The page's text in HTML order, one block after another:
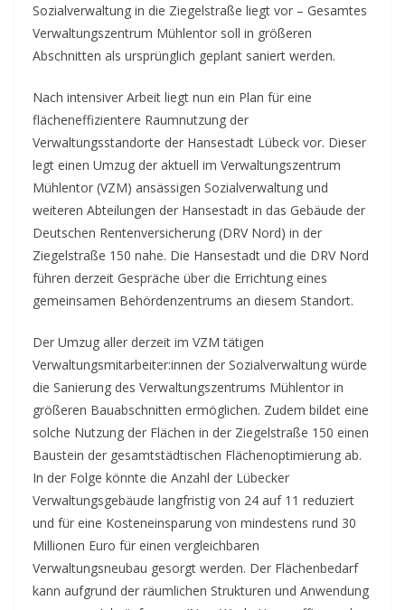
Sozialverwaltung in die Ziegelstraße liegt vor – Gesamtes
Verwaltungszentrum Mühlentor soll in größeren
Abschnitten als ursprünglich geplant saniert werden.
Nach intensiver Arbeit liegt nun ein Plan für eine
flächeneffizientere Raumnutzung der
Verwaltungsstandorte der Hansestadt Lübeck vor. Dieser
legt einen Umzug der aktuell im Verwaltungszentrum
Mühlentor (VZM) ansässigen Sozialverwaltung und
weiteren Abteilungen der Hansestadt in das Gebäude der
Deutschen Rentenversicherung (DRV Nord) in der
Ziegelstraße 150 nahe. Die Hansestadt und die DRV Nord
führen derzeit Gespräche über die Errichtung eines
gemeinsamen Behördenzentrums an diesem Standort.
Der Umzug aller derzeit im VZM tätigen
Verwaltungsmitarbeiter:innen der Sozialverwaltung würde
die Sanierung des Verwaltungszentrums Mühlentor in
größeren Bauabschnitten ermöglichen. Zudem bildet eine
solche Nutzung der Flächen in der Ziegelstraße 150 einen
Baustein der gesamtstädtischen Flächenoptimierung ab.
In der Folge könnte die Anzahl der Lübecker
Verwaltungsgebäude langfristig von 24 auf 11 reduziert
und für eine Kosteneinsparung von mindestens rund 30
Millionen Euro für einen vergleichbaren
Verwaltungsneubau gesorgt werden. Der Flächenbedarf
kann aufgrund der räumlichen Strukturen und Anwendung